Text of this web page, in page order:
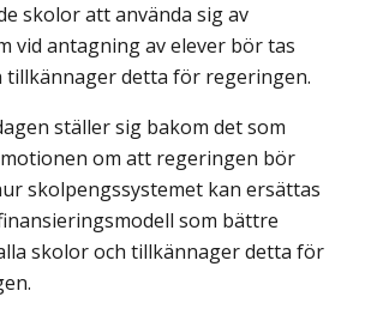
skolor att använda sig av
vid antagning av elever bör tas
tillkännager detta för regeringen.
ställer sig bakom det som
om att regeringen bör
skolpengssystemet kan ersättas
som bättre
skolor och tillkännager detta för